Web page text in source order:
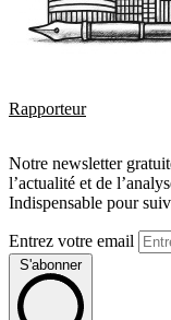
Rapporteur
Notre newsletter
l’actualité et de
Indispensable pour
Entrez votre email
S'abonner